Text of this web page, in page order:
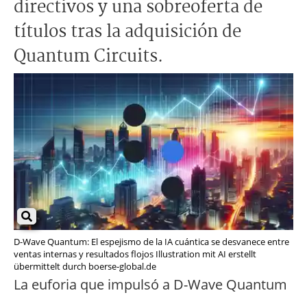
directivos y una sobreoferta de
títulos tras la adquisición de
Quantum Circuits.
D-Wave Quantum: El espejismo de la IA cuántica se desvanece entre
ventas internas y resultados flojos Illustration mit AI erstellt
übermittelt durch boerse-global.de
La euforia que impulsó a D-Wave Quantum